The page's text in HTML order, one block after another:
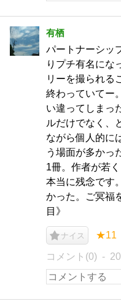
有栖
パートナーシッ
りプチ有名にな
リーを撮られる
終わっていてー
い違ってしまっ
ルだけでなく、
ながら個人的に
う場面が多かっ
1冊。作者が若
本当に残念です
かった。ご冥福
目》
ナイス ★11
コメント(0)